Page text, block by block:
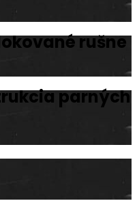
rušne
parných